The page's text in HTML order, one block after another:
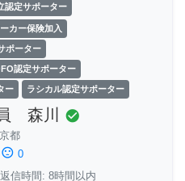
認定サポーター
カー保険加入
ポーター
認定サポーター
ー ラシカル認定サポーター
森川 check_circle
都
sentiment_dissatisfied 0
信時間: 8時間以内